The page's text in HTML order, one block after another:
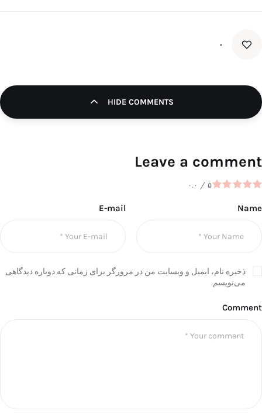
۰
HIDE COMMENTS
Leave a comment
۰.۰ / ۵
Name
E-mail
ذخیره نام، ایمیل و وبسایت من در مرورگر برای زمانی که دوباره دیدگاهی
می‌نویسم.
Comment